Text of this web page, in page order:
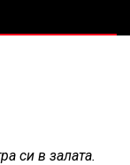
си в залата.